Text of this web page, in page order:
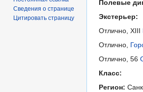
Полевые
Экстерьер:
Отлично, XIII
Отлично,
Отлично, 56
Класс:
Регион:
Сведения о странице
Цитировать страницу